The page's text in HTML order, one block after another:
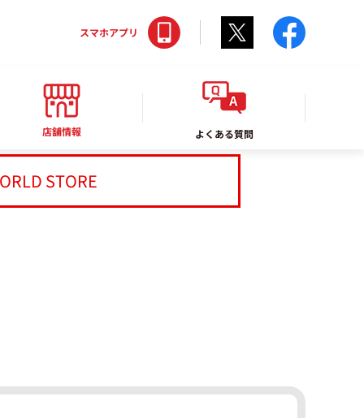
店舗情報 よくある質問
スマホアプリ Twitter
STORE